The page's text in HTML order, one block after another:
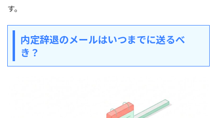
す。
内定辞退のメールはいつまでに送るべ
き？